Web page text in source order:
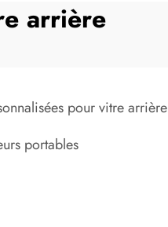
arrière
pour vitre arrière
portables